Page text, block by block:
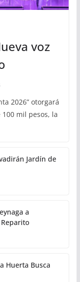
voz
2026” otorgará
mil pesos, la
Jardín de
a
Huerta Busca